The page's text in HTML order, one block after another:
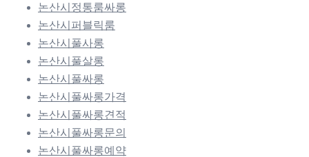
논산시정통룸싸롱
논산시퍼블릭룸
논산시풀사롱
논산시풀살롱
논산시풀싸롱
논산시풀싸롱가격
논산시풀싸롱견적
논산시풀싸롱문의
논산시풀싸롱예약